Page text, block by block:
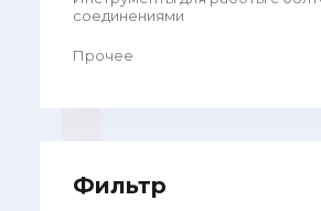
соединениями
Прочее
Фильтр